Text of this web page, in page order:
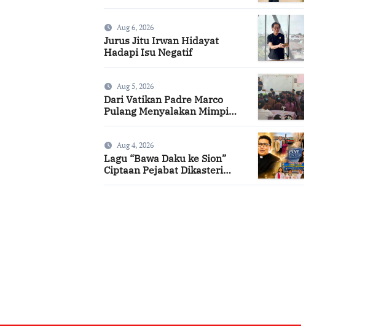
Aug 6, 2026
Jurus Jitu Irwan Hidayat
Hadapi Isu Negatif
Aug 5, 2026
Dari Vatikan Padre Marco
Pulang Menyalakan Mimpi
Aug 4, 2026
Lagu “Bawa Daku ke Sion”
Ciptaan Pejabat Dikasteri